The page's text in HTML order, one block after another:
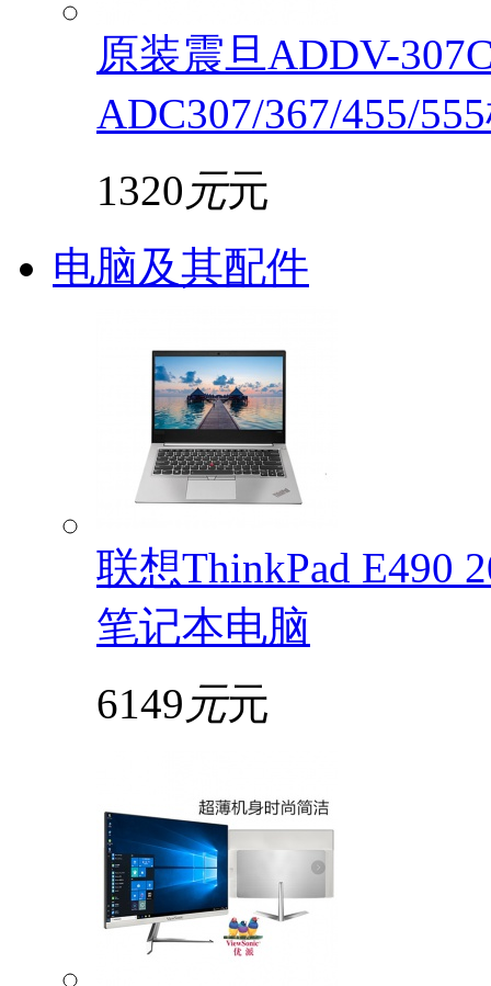
原装震旦ADDV-
ADC307/367/455/
1320 元元
电脑及其配件
联想ThinkPad E490
笔记本电脑
6149 元元